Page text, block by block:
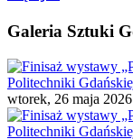
Galeria Sztuki
wtorek, 26 maja